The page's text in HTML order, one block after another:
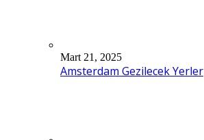
Mart 21, 2025
Amsterdam Gezilecek Yerler